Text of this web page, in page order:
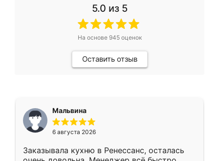
5.0 из 5
На основе 945оценок
Оставить отзыв
Мальвина
6 августа 2026
Заказывала кухню в Ренессанс, осталась